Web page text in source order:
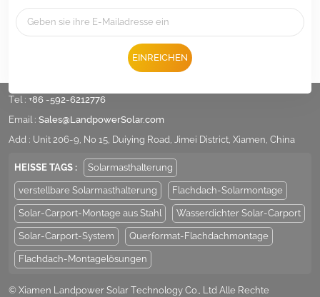
EINREICHEN
Tel : +86 -592-6212776
Email : Sales@LandpowerSolar.com
Add : Unit 206-9, No 15, Duiying Road, Jimei District, Xiamen, China
HEISSE TAGS : Solarmasthalterung
verstellbare Solarmasthalterung Flachdach-Solarmontage
Solar-Carport-Montage aus Stahl Wasserdichter Solar-Carport
Solar-Carport-System Querformat-Flachdachmontage
Flachdach-Montagelösungen
© Xiamen Landpower Solar Technology Co., Ltd Alle Rechte